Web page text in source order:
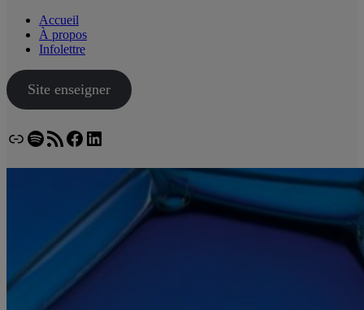
Accueil
À propos
Infolettre
Site enseigner
LienSpotify
Flux RSSFacebook
LinkedIn